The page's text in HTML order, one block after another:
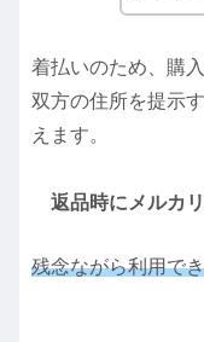
着払いのため、購
双方の住所を提示
えます。
返品時にメルカ
残念ながら利用で